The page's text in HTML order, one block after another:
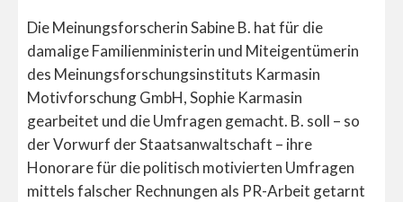
Die Meinungsforscherin Sabine B. hat für die
damalige Familienministerin und Miteigentümerin
des Meinungsforschungsinstituts Karmasin
Motivforschung GmbH, Sophie Karmasin
gearbeitet und die Umfragen gemacht. B. soll – so
der Vorwurf der Staatsanwaltschaft – ihre
Honorare für die politisch motivierten Umfragen
mittels falscher Rechnungen als PR-Arbeit getarnt